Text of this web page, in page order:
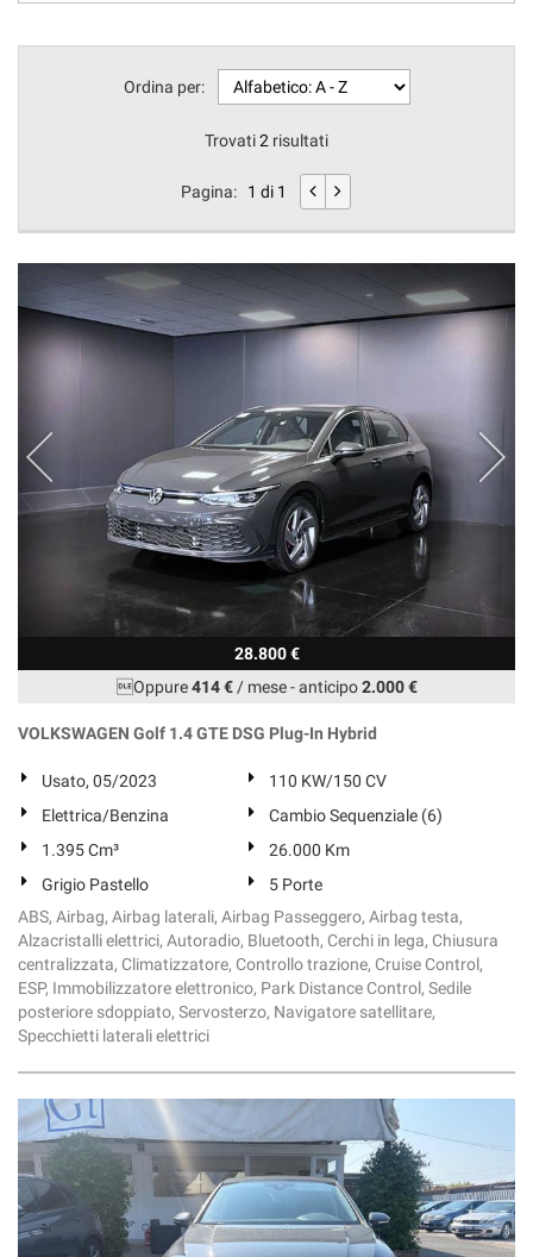
Ordina per:
Trovati2 risultati
Pagina: 1 di 1
28.800 €
Oppure414 €/ mese-anticipo2.000 €
VOLKSWAGEN Golf 1.4 GTE DSG Plug-In Hybrid
Usato, 05/2023
110 KW/150 CV
Elettrica/Benzina
Cambio Sequenziale (6)
1.395 Cm³
26.000 Km
Grigio Pastello
5 Porte
ABS, Airbag, Airbag laterali, Airbag Passeggero, Airbag testa,
Alzacristalli elettrici, Autoradio, Bluetooth, Cerchi in lega, Chiusura
centralizzata, Climatizzatore, Controllo trazione, Cruise Control,
ESP, Immobilizzatore elettronico, Park Distance Control, Sedile
posteriore sdoppiato, Servosterzo, Navigatore satellitare,
Specchietti laterali elettrici